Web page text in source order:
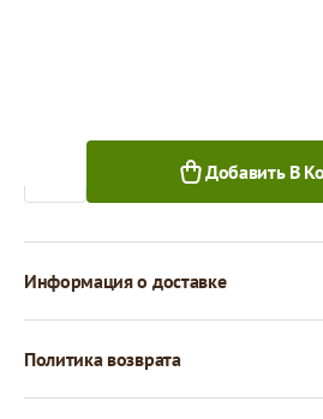
Добавить В
Информация о доставке
Политика возврата